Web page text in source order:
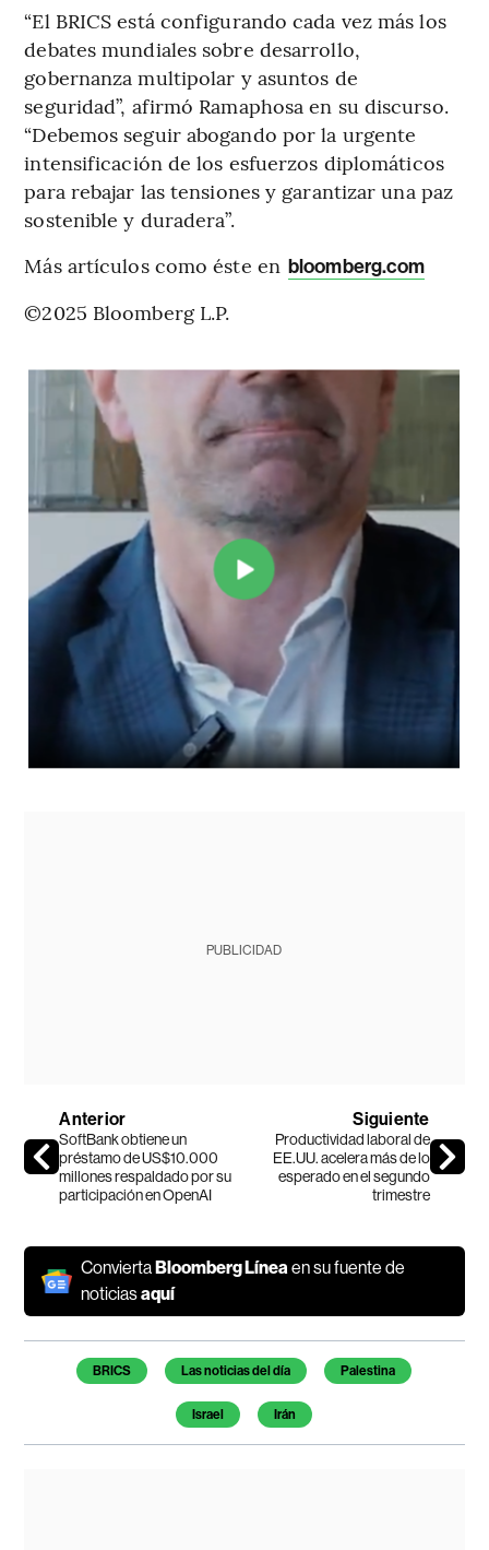
“El BRICS está configurando cada vez más los
debates mundiales sobre desarrollo,
gobernanza multipolar y asuntos de
seguridad”, afirmó Ramaphosa en su discurso.
“Debemos seguir abogando por la urgente
intensificación de los esfuerzos diplomáticos
para rebajar las tensiones y garantizar una paz
sostenible y duradera”.
Más artículos como éste en bloomberg.com
©2025 Bloomberg L.P.
PUBLICIDAD
Anterior
SoftBank obtiene un
préstamo de US$10.000
millones respaldado por su
participación en OpenAI
Siguiente
Productividad laboral de
EE.UU. acelera más de lo
esperado en el segundo
trimestre
ConviertaBloomberg Líneaen su fuente de
noticiasaquí
Temas de este artículo
BRICS Las noticias del día Palestina
Israel Irán